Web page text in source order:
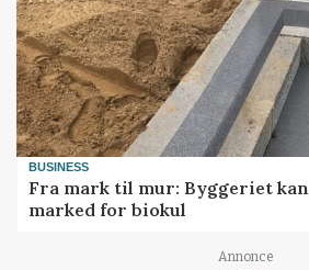
BUSINESS
Fra mark til mur: Byggeriet
marked for biokul
Annonce